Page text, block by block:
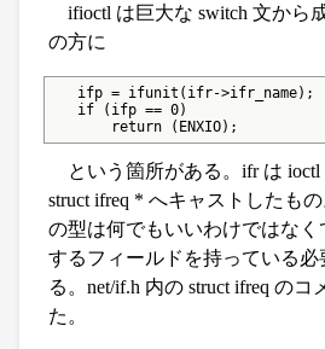
ifioctl は巨大な switch 文から
の方に
   ifp = ifunit(ifr->ifr_name);
   if (ifp == 0)
       return (ENXIO);
という箇所がある。ifr は ioctl
struct ifreq * へキャストしたも
の型は何でもいいわけではなく
するフィールドを持っている必
る。net/if.h 内の struct ifreq の
た。